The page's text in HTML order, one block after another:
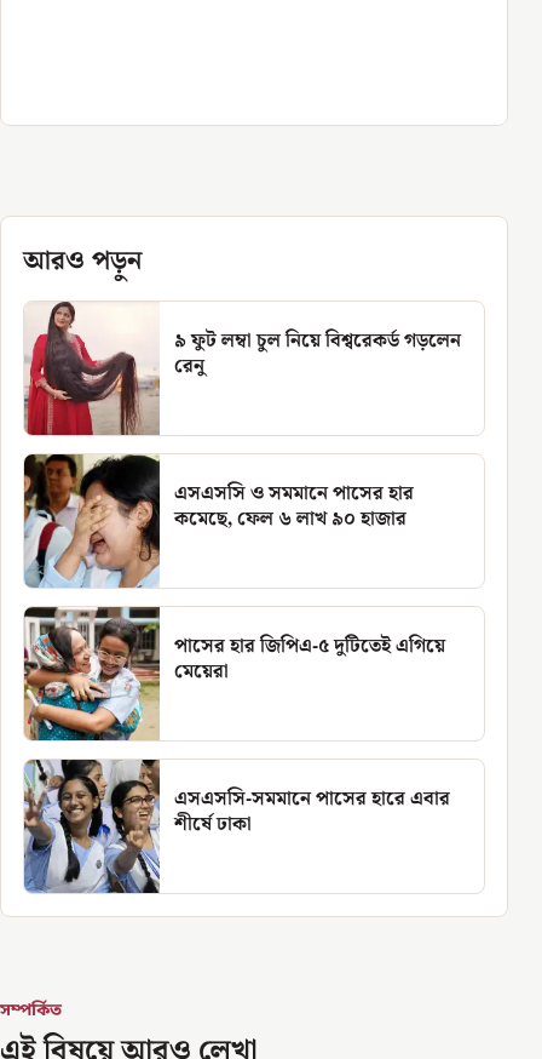
আরও পড়ুন
৯ ফুট লম্বা চুল নিয়ে বিশ্বরেকর্ড গড়লেন
রেনু
এসএসসি ও সমমানে পাসের হার
কমেছে, ফেল ৬ লাখ ৯০ হাজার
পাসের হার জিপিএ-৫ দুটিতেই এগিয়ে
মেয়েরা
এসএসসি-সমমানে পাসের হারে এবার
শীর্ষে ঢাকা
সম্পর্কিত